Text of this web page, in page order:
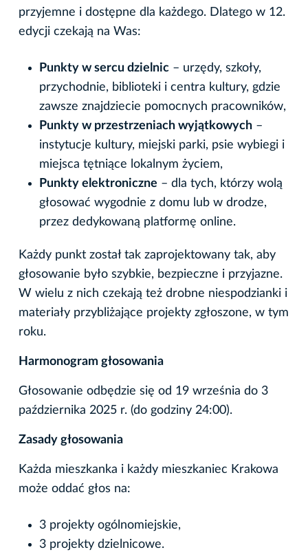
przyjemne i dostępne dla każdego. Dlatego w 12.
edycji czekają na Was:
Punkty w sercu dzielnic – urzędy, szkoły,
przychodnie, biblioteki i centra kultury, gdzie
zawsze znajdziecie pomocnych pracowników,
Punkty w przestrzeniach wyjątkowych –
instytucje kultury, miejski parki, psie wybiegi i
miejsca tętniące lokalnym życiem,
Punkty elektroniczne – dla tych, którzy wolą
głosować wygodnie z domu lub w drodze,
przez dedykowaną platformę online.
Każdy punkt został tak zaprojektowany tak, aby
głosowanie było szybkie, bezpieczne i przyjazne.
W wielu z nich czekają też drobne niespodzianki i
materiały przybliżające projekty zgłoszone, w tym
roku.
Harmonogram głosowania
Głosowanie odbędzie się od 19 września do 3
października 2025 r. (do godziny 24:00).
Zasady głosowania
Każda mieszkanka i każdy mieszkaniec Krakowa
może oddać głos na:
3 projekty ogólnomiejskie,
3 projekty dzielnicowe.